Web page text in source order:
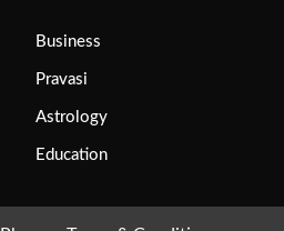
Business
Pravasi
Astrology
Education